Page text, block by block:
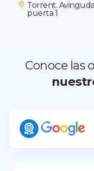
Torrent.
puerta 1
Conoce las